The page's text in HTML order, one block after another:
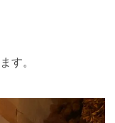
す。